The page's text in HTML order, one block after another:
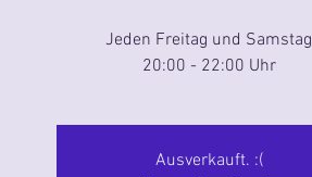
Jeden Freitag und Samstag
20:00 - 22:00 Uhr
Ausverkauft. :(